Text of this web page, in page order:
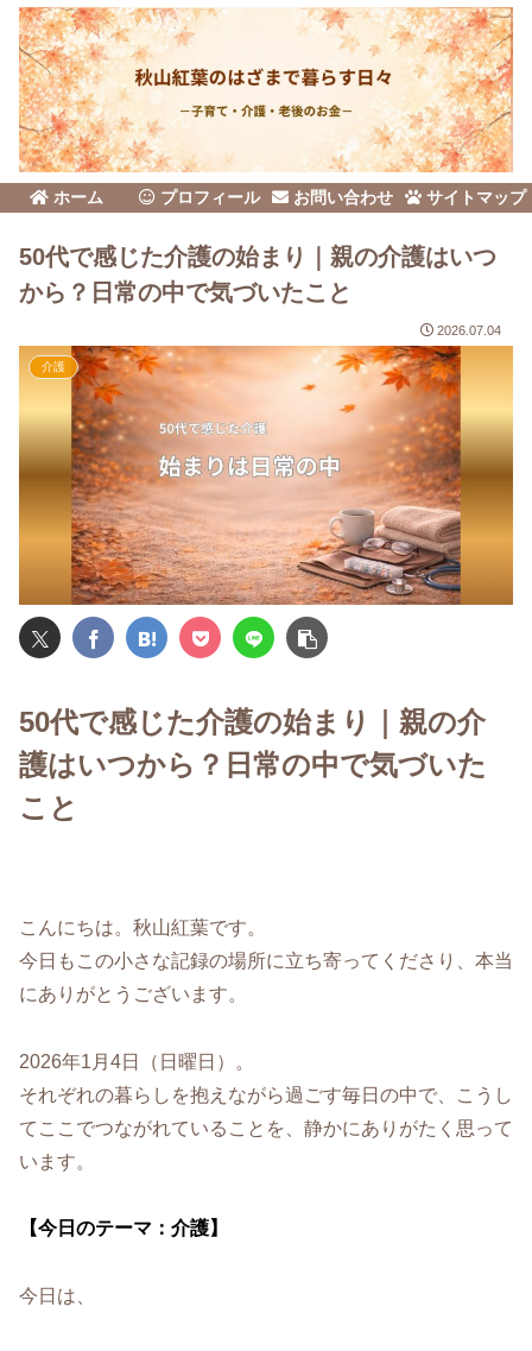
ホーム プロフィール お問い合わせ サイトマップ
50代で感じた介護の始まり｜親の介護はいつ
から？日常の中で気づいたこと
2026.07.04
介護
50代で感じた介護の始まり｜親の介
護はいつから？日常の中で気づいた
こと
こんにちは。秋山紅葉です。
今日もこの小さな記録の場所に立ち寄ってくださり、本当
にありがとうございます。
2026年1月4日（日曜日）。
それぞれの暮らしを抱えながら過ごす毎日の中で、こうし
てここでつながれていることを、静かにありがたく思って
います。
【今日のテーマ：介護】
今日は、